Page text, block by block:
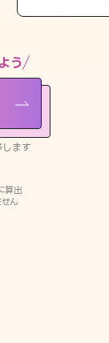
う
ます
算出
ん